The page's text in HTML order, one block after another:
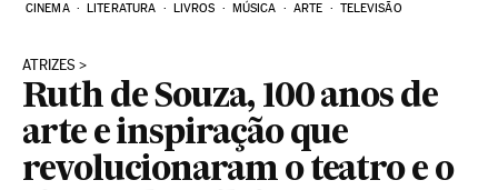
CINEMA LITERATURA LIVROS MÚSICA ARTE TELEVISÃO
ATRIZES
Ruth de Souza, 100 anos de
arte e inspiração que
revolucionaram o teatro e o